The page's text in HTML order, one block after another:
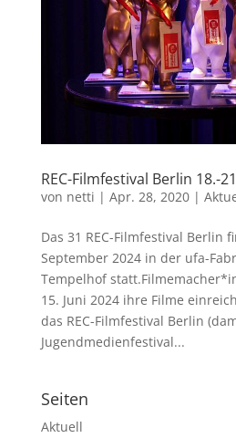
REC-Filmfestival Berlin 18.-
von netti | Apr. 28, 2020|
Das 31 REC-Filmfestival Berlin
September 2024 in der ufa-
Tempelhof
15. Juni 2024 ihre Filme
das REC-Filmfestival Berlin
Jugendmedienfestival...
Seiten
Aktuell